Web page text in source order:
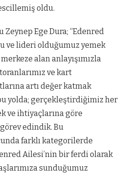
oldu.
Zeynep Ege Dura; “Edenred
ve lideri olduğumuz yemek
alan anlayışımızla
ve kart
artı değer katmak
yolda; gerçekleştirdiğimiz her
ve ihtiyaçlarına göre
edindik. Bu
farklı kategorilerde
Ailesi’nin bir ferdi olarak
sunduğumuz